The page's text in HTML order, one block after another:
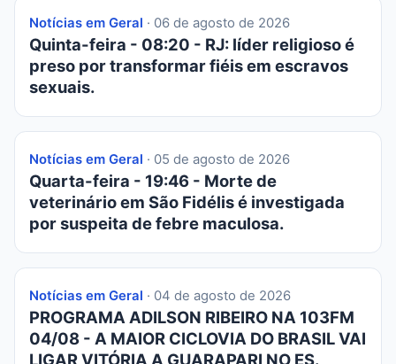
Notícias em Geral · 06 de agosto de 2026
Quinta-feira - 08:20 - RJ: líder religioso é
preso por transformar fiéis em escravos
sexuais.
Notícias em Geral · 05 de agosto de 2026
Quarta-feira - 19:46 - Morte de
veterinário em São Fidélis é investigada
por suspeita de febre maculosa.
Notícias em Geral · 04 de agosto de 2026
PROGRAMA ADILSON RIBEIRO NA 103FM
04/08 - A MAIOR CICLOVIA DO BRASIL VAI
LIGAR VITÓRIA A GUARAPARI NO ES.